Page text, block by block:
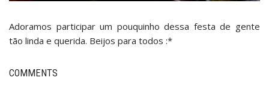
Adoramos participar um pouquinho dessa festa de gente
tão linda e querida. Beijos para todos :*
COMMENTS